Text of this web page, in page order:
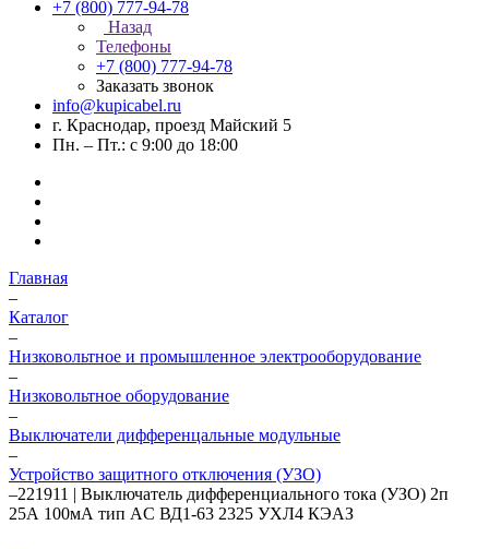
+7 (800) 777-94-78
Назад
Телефоны
+7 (800) 777-94-78
Заказать звонок
info@kupicabel.ru
г. Краснодар, проезд Майский 5
Пн. – Пт.: с 9:00 до 18:00
Главная
–
Каталог
–
Низковольтное и промышленное электрооборудование
–
Низковольтное оборудование
–
Выключатели дифференцальные модульные
–
Устройство защитного отключения (УЗО)
–221911 | Выключатель дифференциального тока (УЗО) 2п
25А 100мА тип AC ВД1-63 2325 УХЛ4 КЭАЗ